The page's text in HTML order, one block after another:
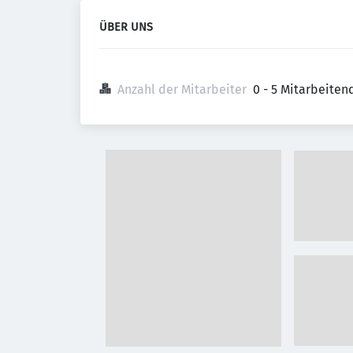
ÜBER UNS
Anzahl der Mitarbeiter 0 - 5